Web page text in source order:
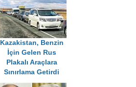
Kazakistan, Benzin
İçin Gelen Rus
Plakalı Araçlara
Sınırlama Getirdi